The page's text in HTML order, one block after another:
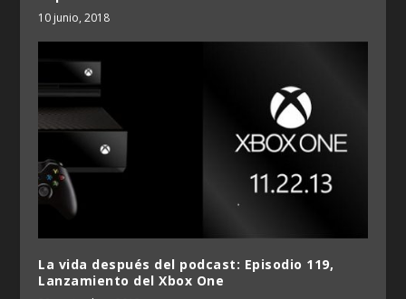
10 junio, 2018
La vida después del podcast: Episodio 119,
Lanzamiento del Xbox One